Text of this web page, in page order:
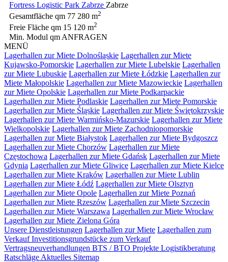
Fortress Logistic Park Zabrze Zabrze
Gesamtfläche qm 77 280 m2
Freie Fläche qm 15 120 m2
Min. Modul qm ANFRAGEN
MENÜ
Lagerhallen zur Miete Dolnośląskie Lagerhallen zur Miete
Kujawsko-Pomorskie Lagerhallen zur Miete Lubelskie Lagerhallen
zur Miete Lubuskie Lagerhallen zur Miete Łódzkie Lagerhallen zur
Miete Małopolskie Lagerhallen zur Miete Mazowieckie Lagerhallen
zur Miete Opolskie Lagerhallen zur Miete Podkarpackie
Lagerhallen zur Miete Podlaskie Lagerhallen zur Miete Pomorskie
Lagerhallen zur Miete Śląskie Lagerhallen zur Miete Świętokrzyskie
Lagerhallen zur Miete Warmińsko-Mazurskie Lagerhallen zur Miete
Wielkopolskie Lagerhallen zur Miete Zachodniopomorskie
Lagerhallen zur Miete Białystok Lagerhallen zur Miete Bydgoszcz
Lagerhallen zur Miete Chorzów Lagerhallen zur Miete
Częstochowa Lagerhallen zur Miete Gdańsk Lagerhallen zur Miete
Gdynia Lagerhallen zur Miete Gliwice Lagerhallen zur Miete Kielce
Lagerhallen zur Miete Kraków Lagerhallen zur Miete Lublin
Lagerhallen zur Miete Łódź Lagerhallen zur Miete Olsztyn
Lagerhallen zur Miete Opole Lagerhallen zur Miete Poznań
Lagerhallen zur Miete Rzeszów Lagerhallen zur Miete Szczecin
Lagerhallen zur Miete Warszawa Lagerhallen zur Miete Wrocław
Lagerhallen zur Miete Zielona Góra
Unsere Dienstleistungen Lagerhallen zur Miete Lagerhallen zum
VerkaufInvestitionsgrundstücke zum Verkauf
Vertragsneuverhandlungen BTS / BTO Projekte Logistikberatung
Ratschläge Aktuelles Sitemap